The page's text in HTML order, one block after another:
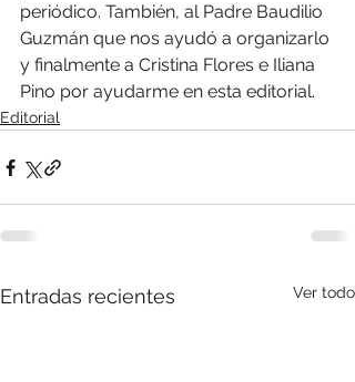
periódico. También, al Padre Baudilio
Guzmán que nos ayudó a organizarlo
y finalmente a Cristina Flores e Iliana
Pino por ayudarme en esta editorial.
Editorial
Entradas recientes Ver todo